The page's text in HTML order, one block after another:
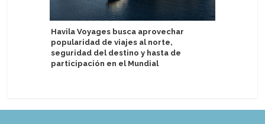
Havila Voyages busca aprovechar
popularidad de viajes al norte,
seguridad del destino y hasta de
participación en el Mundial